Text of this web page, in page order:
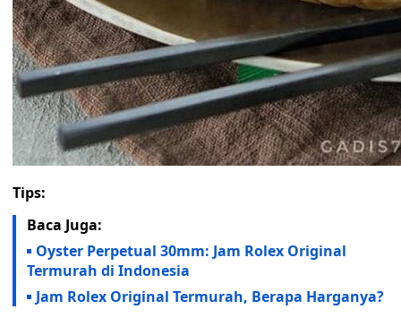
Tips:
Baca Juga:
Oyster Perpetual 30mm: Jam Rolex Original
Termurah di Indonesia
Jam Rolex Original Termurah, Berapa Harganya?